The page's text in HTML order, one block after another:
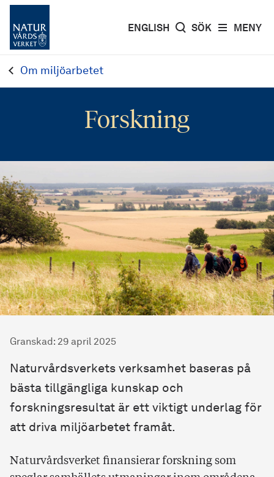
MENY
ENGLISH SÖK
Om miljöarbetet
Forskning
Granskad : 29 april 2025
Naturvårdsverkets verksamhet baseras på
bästa tillgängliga kunskap och
forskningsresultat är ett viktigt underlag för
att driva miljöarbetet framåt.
Naturvårdsverket finansierar forskning som